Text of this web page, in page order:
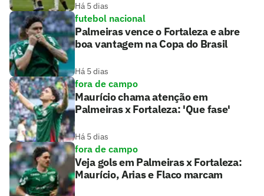
Há 5 dias
futebol nacional
Palmeiras vence o Fortaleza e abre
boa vantagem na Copa do Brasil
Há 5 dias
fora de campo
Maurício chama atenção em
Palmeiras x Fortaleza: 'Que fase'
Há 5 dias
fora de campo
Veja gols em Palmeiras x Fortaleza:
Maurício, Arias e Flaco marcam